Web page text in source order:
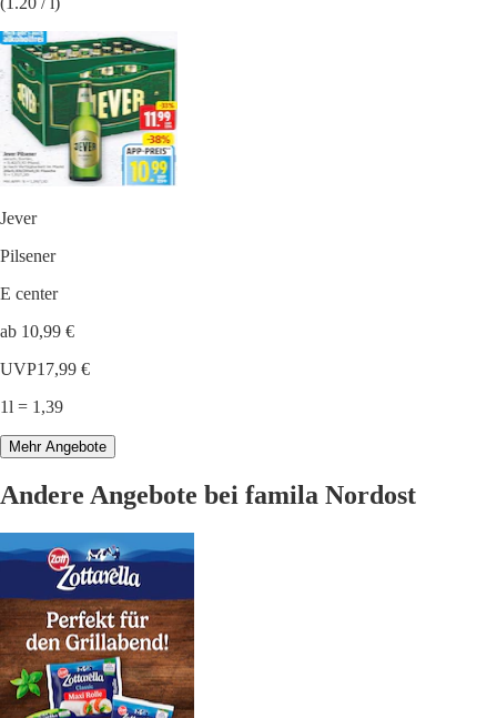
Jever
Pilsener
E center
ab 10,99 €
UVP17,99 €
1l = 1,39
Mehr Angebote
Andere Angebote bei famila Nordost